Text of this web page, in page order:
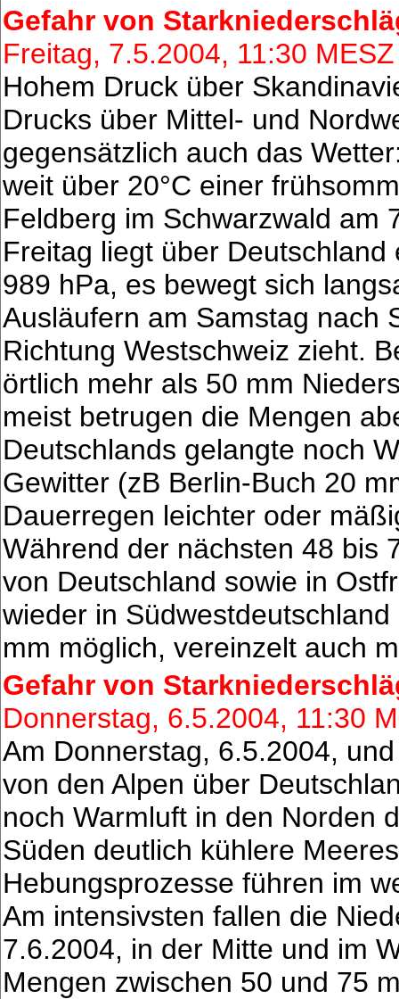
Gefahr von
Freitag, 7.5.2004, 11:30 MESZ
Hohem Druck über
Drucks über Mittel- und
gegensätzlich auch das
weit über 20°C einer
Feldberg im Schwarzwald am
Freitag liegt über
989 hPa, es bewegt sich
Ausläufern am Samstag nach
Richtung Westschweiz zieht.
örtlich mehr als 50 mm
meist betrugen die Mengen
Deutschlands gelangte noch
Gewitter (zB Berlin-Buch 20
Dauerregen leichter oder
Während der nächsten 48 bis
von Deutschland sowie in
wieder in
mm möglich, vereinzelt auch
Gefahr von
Donnerstag, 6.5.2004, 11:30
Am Donnerstag, 6.5.2004,
von den Alpen über
noch Warmluft in den Norden
Süden deutlich kühlere
Hebungsprozesse führen im
Am intensivsten fallen die
7.6.2004, in der Mitte und im
Mengen zwischen 50 und 75